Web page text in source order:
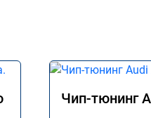
Чип-тюнинг